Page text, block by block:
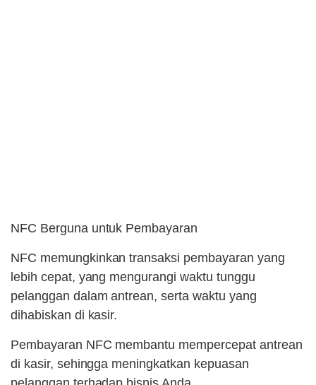
NFC Berguna untuk Pembayaran
NFC memungkinkan transaksi pembayaran yang
lebih cepat, yang mengurangi waktu tunggu
pelanggan dalam antrean, serta waktu yang
dihabiskan di kasir.
Pembayaran NFC membantu mempercepat antrean
di kasir, sehingga meningkatkan kepuasan